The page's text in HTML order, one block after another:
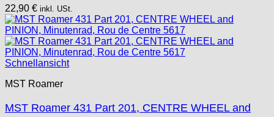
22,90 € inkl. USt.
Schnellansicht
MST Roamer
MST Roamer 431 Part 201, CENTRE WHEEL and